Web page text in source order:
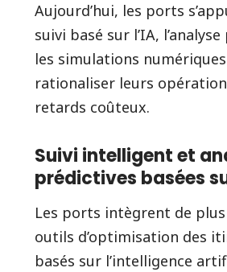
Aujourd’hui, les ports
suivi basé sur l’IA,
les simulations
rationaliser leurs
retards coûteux.
Suivi intelligent et
prédictives basées
Les ports intègrent de
outils d’optimisation des
basés sur l’intelligence